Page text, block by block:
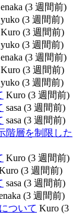
enaka (3 週間前)
yuko (3 週間前)
Kuro (3 週間前)
yuko (3 週間前)
enaka (3 週間前)
Kuro (3 週間前)
yuko (3 週間前)
Kuro (3 週間前)
sasa (3 週間前)
sasa (3 週間前)
階層を制限した
Kuro (3 週間前)
(3 週間前)
sasa (3 週間前)
(3 週間前)
ついて Kuro (3